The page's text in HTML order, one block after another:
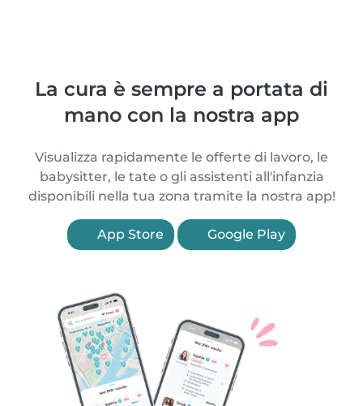
La cura è sempre a portata di
mano con la nostra app
Visualizza rapidamente le offerte di lavoro, le
babysitter, le tate o gli assistenti all'infanzia
disponibili nella tua zona tramite la nostra app!
App Store Google Play